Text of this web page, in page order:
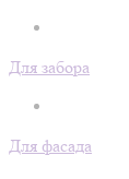
Для забора
Для фасада